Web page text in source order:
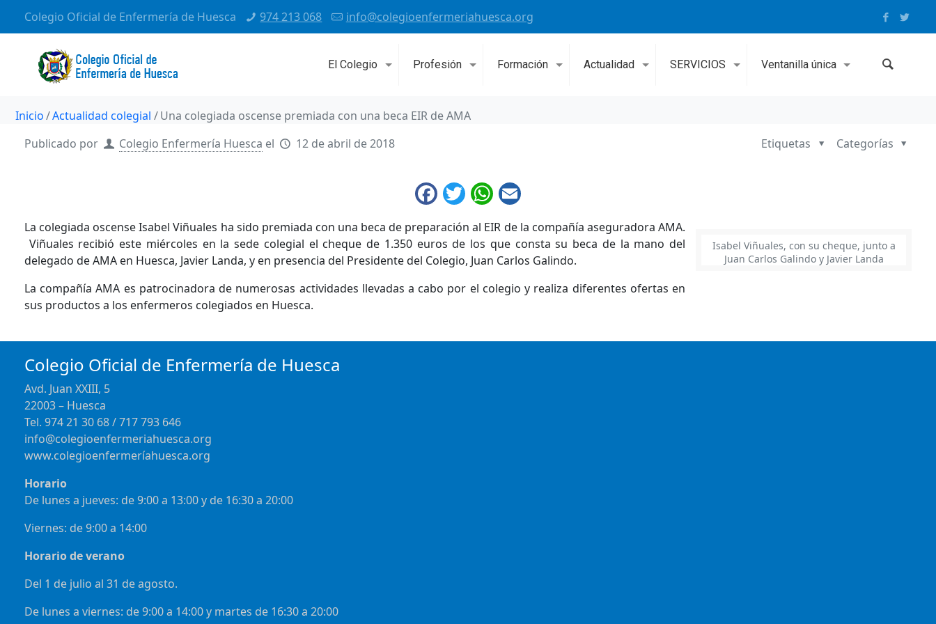
Colegio Oficial de Enfermería de Huesca 974 213 068 info@colegioenfermeriahuesca.org
El Colegio Profesión Formación Actualidad SERVICIOS Ventanilla única
Inicio Actualidad colegial
Una colegiada oscense premiada con una beca EIR de AMA
Publicado por
Colegio Enfermería Huesca el 12 de abril de 2018 Categorías
Etiquetas
Facebook
TwitterWhatsApp
Isabel Viñuales, con su cheque, junto a
Juan Carlos Galindo y Javier Landa
La colegiada oscense Isabel Viñuales ha sido premiada con una beca de preparación al EIR de la compañía aseguradora AMA.
Viñuales recibió este miércoles en la sede colegial el cheque de 1.350 euros de los que consta su beca de la mano del
delegado de AMA en Huesca, Javier Landa, y en presencia del Presidente del Colegio, Juan Carlos Galindo.
La compañía AMA es patrocinadora de numerosas actividades llevadas a cabo por el colegio y realiza diferentes ofertas en
sus productos a los enfermeros colegiados en Huesca.
Colegio Oficial de Enfermería de Huesca
Avd. Juan XXIII, 5
22003 – Huesca
Tel. 974 21 30 68 / 717 793 646
info@colegioenfermeriahuesca.org
www.colegioenfermeríahuesca.org
Horario
De lunes a jueves: de 9:00 a 13:00 y de 16:30 a 20:00
Viernes: de 9:00 a 14:00
Horario de verano
Del 1 de julio al 31 de agosto.
De lunes a viernes: de 9:00 a 14:00 y martes de 16:30 a 20:00